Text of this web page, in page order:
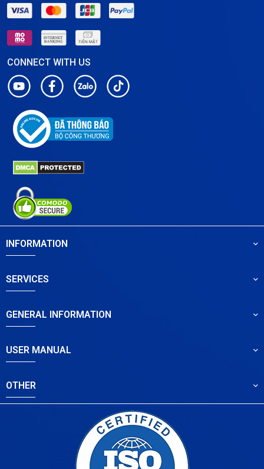
CONNECT WITH US
INFORMATION
SERVICES
GENERAL INFORMATION
USER MANUAL
OTHER